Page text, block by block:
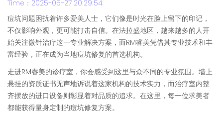
Time：2025-05-27 20:29:54
痘坑问题困扰着许多爱美人士，它们像是时光在脸上留下的印记，
不仅影响外观，更可能打击自信。在法拉盛地区，越来越多的人开
始关注微针治疗这一专业解决方案，而RM睿美凭借其专业技术和丰
富经验，正在成为当地痘坑修复的首选机构。
走进RM睿美的诊疗室，你会感受到这里与众不同的专业氛围。墙上
悬挂的资质证书无声地诉说着这家机构的技术实力，而治疗室内整
齐摆放的进口设备则彰显着对品质的追求。在这里，每一位求美者
都能获得量身定制的痘坑修复方案。